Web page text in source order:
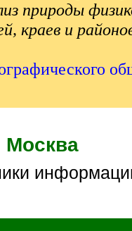
природы
краев и
Москва